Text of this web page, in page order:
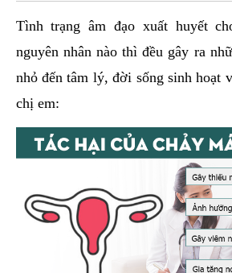
Tình trạng âm đạo xuất huyết
nguyên nhân nào thì đều gây ra
nhỏ đến tâm lý, đời sống sinh hoạt
chị em: